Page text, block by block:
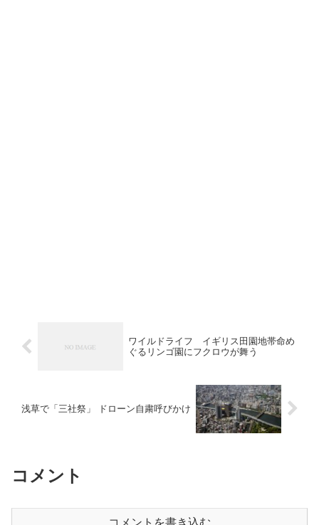
ワイルドライフ イギリス田園地帯命め
ぐるリンゴ園にフクロウが舞う
浅草で「三社祭」 ドローン自粛呼びかけ
コメント